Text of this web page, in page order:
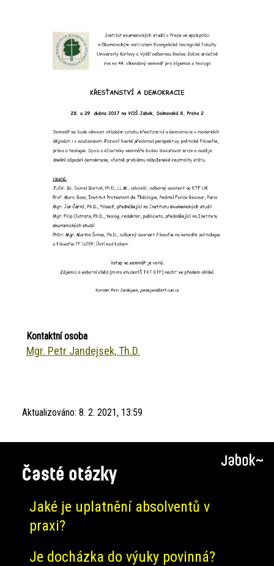
Kontaktní osoba
Mgr. Petr Jandejsek, Th.D.
Aktualizováno: 8. 2. 2021, 13:59
Časté otázky
Jaké je uplatnění absolventů v
praxi?
Je docházka do výuky povinná?